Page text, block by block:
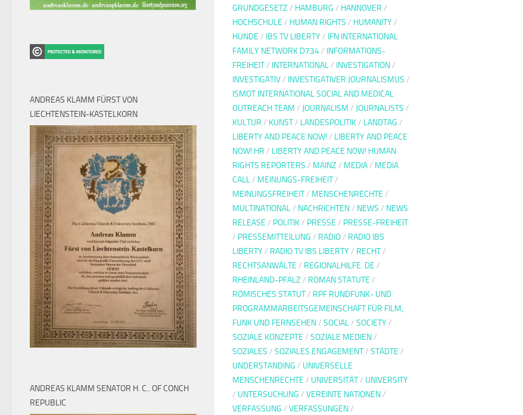
GRUNDGESETZ / HAMBURG / HANNOVER /
HOCHSCHULE / HUMAN RIGHTS / HUMANITY/
HUNDE / IBS TV LIBERTY/ IFN INTERNATIONAL
FAMILY NETWORK D734/ INFORMATIONS-
FREIHEIT/ INTERNATIONAL/ INVESTIGATION/
INVESTIGATIV/ INVESTIGATIVER JOURNALISMUS /
ISMOT INTERNATIONAL SOCIAL AND MEDICAL
OUTREACH TEAM / JOURNALISM / JOURNALISTS /
KULTUR / KUNST/ LANDESPOLITIK/ LANDTAG /
LIBERTY AND PEACE NOW!/ LIBERTY AND PEACE
NOW! HR / LIBERTY AND PEACE NOW! HUMAN
RIGHTS REPORTERS / MAINZ / MEDIA/ MEDIA
CALL/ MEINUNGS-FREIHEIT/
MEINUNGSFREIHEIT/ MENSCHENRECHTE /
MULTINATIONAL/ NACHRICHTEN/ NEWS / NEWS
RELEASE / POLITIK/ PRESSE / PRESSE-FREIHEIT
/ PRESSEMITTEILUNG / RADIO/ RADIO IBS
LIBERTY/ RADIO TV IBS LIBERTY/ RECHT/
RECHTSANWÄLTE / REGIONALHILFE. DE /
RHEINLAND-PFALZ / ROMAN STATUTE /
RÖMISCHES STATUT/ RPF RUNDFUNK- UND
PROGRAMMARBEITSGEMEINSCHAFT FÜR FILM,
FUNK UND FERNSEHEN/ SOCIAL/ SOCIETY/
SOZIALE KONZEPTE / SOZIALE MEDIEN/
SOZIALES / SOZIALES ENGAGEMENT/ STÄDTE /
UNDERSTANDING / UNIVERSELLE
MENSCHENRECHTE / UNIVERSITÄT/ UNIVERSITY
/ UNTERSUCHUNG / VEREINTE NATIONEN/
VERFASSUNG / VERFASSUNGEN/
ANDREAS KLAMM FÜRST VON
LIECHTENSTEIN-KASTELKORN
ANDREAS KLAMM SENATOR H. C.. OF CONCH
REPUBLIC